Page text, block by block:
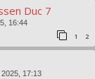
Duc 7
16:44
1 2
17:13